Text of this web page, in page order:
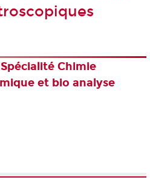
Chimie
et bio analyse